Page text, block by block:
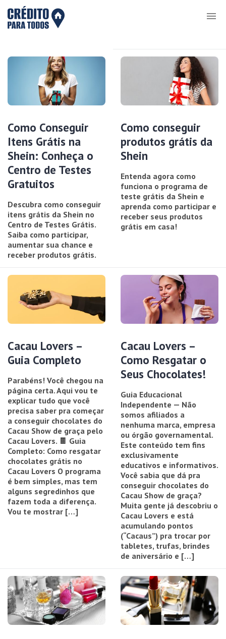
Como Conseguir
Itens Grátis na
Shein: Conheça o
Centro de Testes
Gratuitos
Descubra como conseguir
itens grátis da Shein no
Centro de Testes Grátis.
Saiba como participar,
aumentar sua chance e
receber produtos grátis.
Como conseguir
produtos grátis da
Shein
Entenda agora como
funciona o programa de
teste grátis da Shein e
aprenda como participar e
receber seus produtos
grátis em casa!
Cacau Lovers –
Guia Completo
Parabéns! Você chegou na
página certa. Aqui vou te
explicar tudo que você
precisa saber pra começar
a conseguir chocolates do
Cacau Show de graça pelo
Cacau Lovers. 🍫 Guia
Completo: Como resgatar
chocolates grátis no
Cacau Lovers O programa
é bem simples, mas tem
alguns segredinhos que
fazem toda a diferença.
Vou te mostrar […]
Cacau Lovers –
Como Resgatar o
Seus Chocolates!
Guia Educacional
Independente — Não
somos afiliados a
nenhuma marca, empresa
ou órgão governamental.
Este conteúdo tem fins
exclusivamente
educativos e informativos.
Você sabia que dá pra
conseguir chocolates do
Cacau Show de graça?
Muita gente já descobriu o
Cacau Lovers e está
acumulando pontos
(“Cacaus”) pra trocar por
tabletes, trufas, brindes
de aniversário e […]